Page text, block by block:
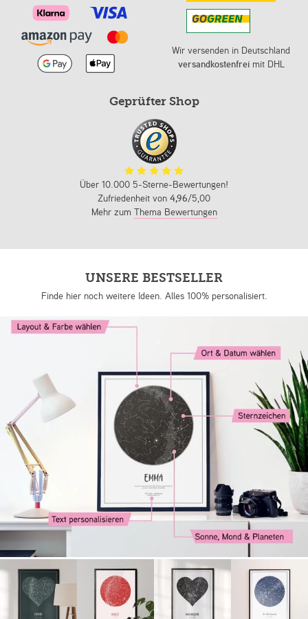
Wir versenden in Deutschland
versandkostenfreimit DHL
Geprüfter Shop
Über 10.000 5-Sterne-Bewertungen!
Zufriedenheit von 4,96/5,00
Mehr zum Thema Bewertungen
UNSERE BESTSELLER
Finde hier noch weitere Ideen. Alles 100% personalisiert.